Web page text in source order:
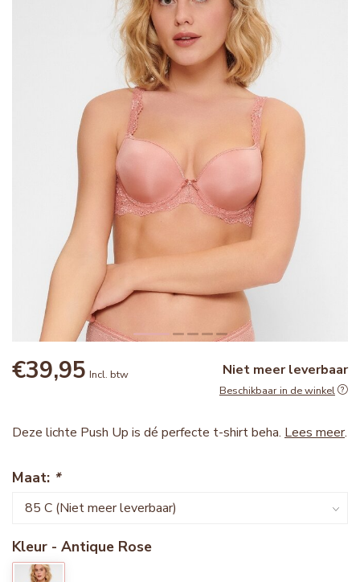
€39,95 Incl. btw Niet meer leverbaar
Beschikbaar in de winkel
Deze lichte Push Up is dé perfecte t-shirt beha. Lees meer.
Maat: *
Kleur - Antique Rose